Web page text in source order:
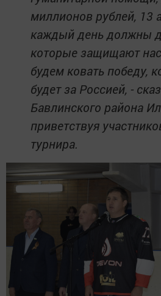
миллионов рублей, 13
каждый день должны
которые защищают
будем ковать победу,
будет за Россией, -
Бавлинского района
приветствуя
турнира.